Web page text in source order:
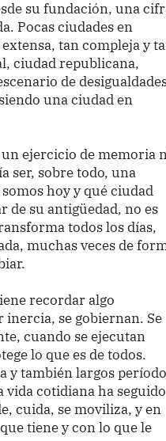
su fundación, una
Pocas ciudades en
tan compleja y
ciudad republicana,
de
una ciudad en
ejercicio de memoria
ser, sobre todo, una
hoy y qué ciudad
de su antigüedad, no es
todos los días,
muchas veces de
recordar algo
inercia, se gobiernan. Se
cuando se ejecutan
lo que es de todos.
y también largos
cotidiana ha seguido
cuida, se moviliza, y en
tiene y con lo que le